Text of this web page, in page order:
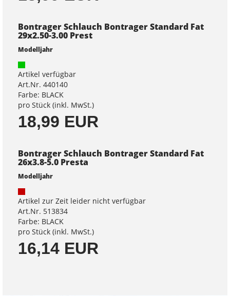
Bontrager Schlauch Bontrager Standard Fat
29x2.50-3.00 Prest
Modelljahr
Artikel verfügbar
Art.Nr. 440140
Farbe: BLACK
pro Stück (inkl. MwSt.)
18,99 EUR
Bontrager Schlauch Bontrager Standard Fat
26x3.8-5.0 Presta
Modelljahr
Artikel zur Zeit leider nicht verfügbar
Art.Nr. 513834
Farbe: BLACK
pro Stück (inkl. MwSt.)
16,14 EUR